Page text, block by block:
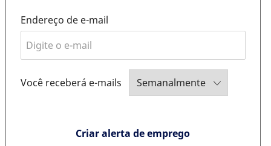
Endereço de e-mailRequired
Você receberá e-mailsRequired
Criar alerta de emprego